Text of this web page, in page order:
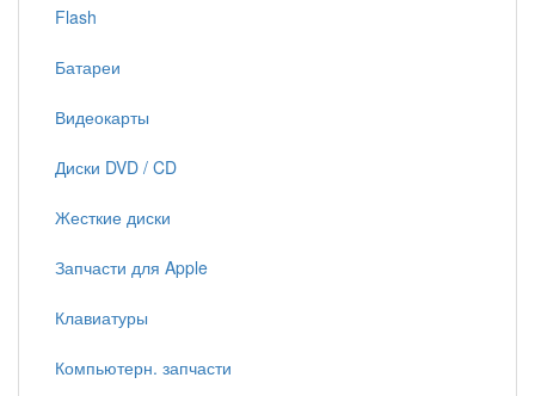
Flash
Батареи
Видеокарты
Диски DVD / CD
Жесткие диски
Запчасти для Apple
Клавиатуры
Компьютерн. запчасти